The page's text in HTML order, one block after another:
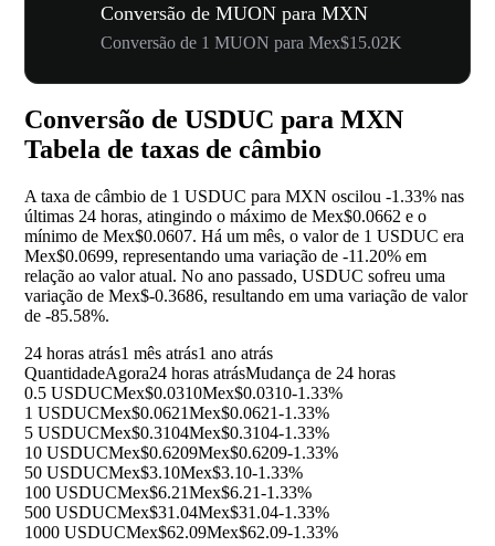
Conversão de MUON para MXN
Conversão de 1 MUON para Mex$15.02K
Conversão de USDUC para MXN
Tabela de taxas de câmbio
A taxa de câmbio de 1 USDUC para MXN oscilou -1.33% nas
últimas 24 horas, atingindo o máximo de Mex$0.0662 e o
mínimo de Mex$0.0607. Há um mês, o valor de 1 USDUC era
Mex$0.0699, representando uma variação de -11.20% em
relação ao valor atual. No ano passado, USDUC sofreu uma
variação de Mex$-0.3686, resultando em uma variação de valor
de -85.58%.
24 horas atrás1 mês atrás1 ano atrás
QuantidadeAgora24 horas atrásMudança de 24 horas
0.5 USDUCMex$0.0310Mex$0.0310-1.33%
1 USDUCMex$0.0621Mex$0.0621-1.33%
5 USDUCMex$0.3104Mex$0.3104-1.33%
10 USDUCMex$0.6209Mex$0.6209-1.33%
50 USDUCMex$3.10Mex$3.10-1.33%
100 USDUCMex$6.21Mex$6.21-1.33%
500 USDUCMex$31.04Mex$31.04-1.33%
1000 USDUCMex$62.09Mex$62.09-1.33%